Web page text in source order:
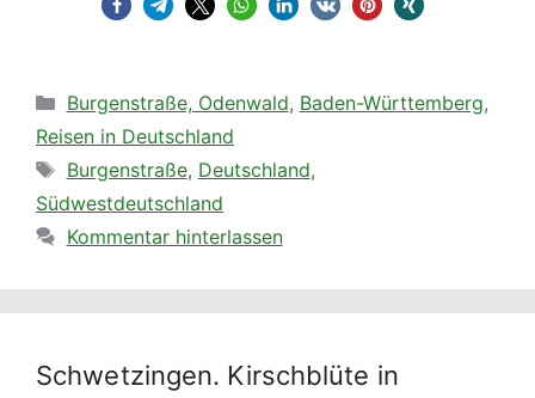
Kategorien
Burgenstraße, Odenwald, Baden-Württemberg,
Reisen in Deutschland
Schlagwörter
Burgenstraße, Deutschland,
Südwestdeutschland
Kommentar hinterlassen
Schwetzingen. Kirschblüte in